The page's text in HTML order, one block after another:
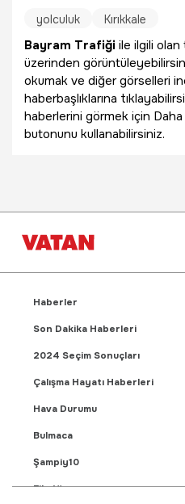
yolculuk
Kırıkkale
Bayram Trafiği ile ilgili
üzerinden
okumak ve diğer görselleri
haberbaşlıklarına
haberlerini görmek için
butonunu kullanabilirsiniz.
Haberler
Son Dakika Haberleri
2024 Seçim Sonuçları
Çalışma Hayatı Haberleri
Hava Durumu
Bulmaca
Şampiy10
Fikstür